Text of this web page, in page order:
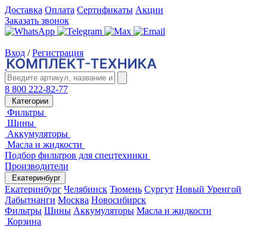
Доставка Оплата Сертификаты Акции
Заказать звонок
Вход / Регистрация
8 800 222-82-77
Категории
Фильтры
Шины
Аккумуляторы
Масла и жидкости
Подбор фильтров для спецтехники
Производители
Екатеринбург
Екатеринбург Челябинск Тюмень Сургут Новый Уренгой
Лабытнанги Москва Новосибирск
Фильтры Шины Аккумуляторы Масла и жидкости
Корзина